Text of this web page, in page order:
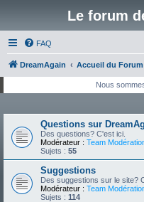
Le forum
FAQ
DreamAgain Accueil du Forum
Nous
Questions sur
Des questions? C'est ici.
Modérateur : Team
Sujets : 55
Suggestions
Des suggestions sur le site?
Modérateur : Team
Sujets : 114